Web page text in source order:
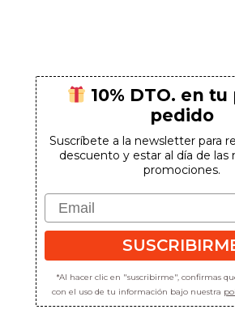
10% DTO. en
pedido
Suscríbete a la newsletter para
descuento y estar al día de las
promociones.
Email
*Al hacer clic en "suscribirme", confirmas
con el uso de tu información bajo nuestra